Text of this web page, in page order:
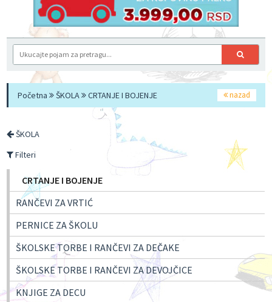
Početna ŠKOLA CRTANJE I BOJENJE nazad
ŠKOLA
Filteri
CRTANJE I BOJENJE
RANČEVI ZA VRTIĆ
PERNICE ZA ŠKOLU
ŠKOLSKE TORBE I RANČEVI ZA DEČAKE
ŠKOLSKE TORBE I RANČEVI ZA DEVOJČICE
KNJIGE ZA DECU